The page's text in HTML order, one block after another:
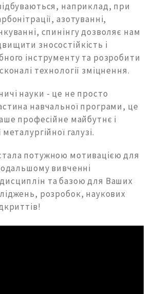
наприклад, при
азотуванні,
спинінгу дозволяє нам
зносостійкість і
інструменту та розробити
технології зміцнення.
науки - це не просто
навчальної програми, це
професійне майбутнє і
галузі.
потужною мотивацією для
вивченні
та базою для Ваших
розробок, наукових